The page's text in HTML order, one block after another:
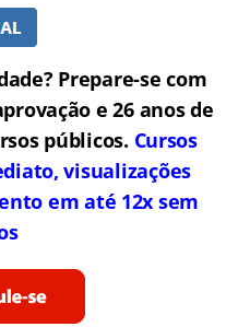
Prepare-se com
e 26 anos de
públicos. Cursos
visualizações
em até 12x sem